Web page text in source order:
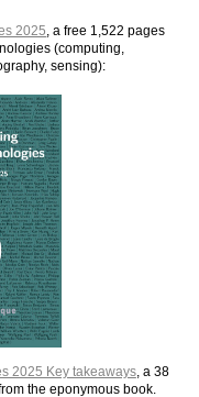
2025 , a free 1,522 pages
(computing,
sensing):
2025 Key takeaways, a 38
the eponymous book.